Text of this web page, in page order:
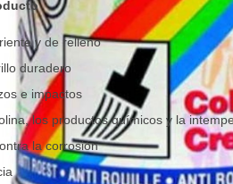
y de relleno
duradero
e impactos
los productos químicos y la
la corrosión